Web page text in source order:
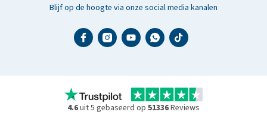
Blijf op de hoogte via onze social media kanalen
4.6uit 5 gebaseerd op 51336Reviews